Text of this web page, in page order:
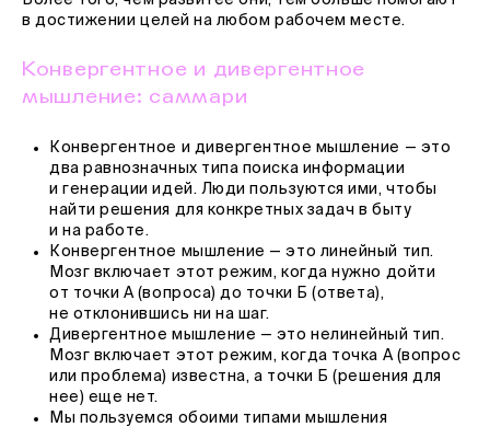
в достижении целей на любом рабочем месте.
Конвергентное и дивергентное
мышление: саммари
Конвергентное и дивергентное мышление — это
два равнозначных типа поиска информации
и генерации идей. Люди пользуются ими, чтобы
найти решения для конкретных задач в быту
и на работе.
Конвергентное мышление — это линейный тип.
Мозг включает этот режим, когда нужно дойти
от точки А (вопроса) до точки Б (ответа),
не отклонившись ни на шаг.
Дивергентное мышление — это нелинейный тип.
Мозг включает этот режим, когда точка А (вопрос
или проблема) известна, а точки Б (решения для
нее) еще нет.
Мы пользуемся обоими типами мышления